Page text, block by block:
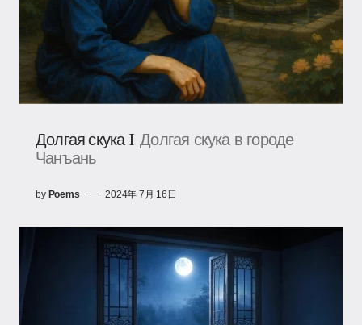
Долгая скука I Долгая скука в городе
Чанъань
by Poems 2024年 7月 16日